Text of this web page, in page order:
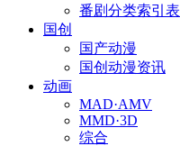
番剧分类索引表
国创
国产动漫
国创动漫资讯
动画
MAD·AMV
MMD·3D
综合